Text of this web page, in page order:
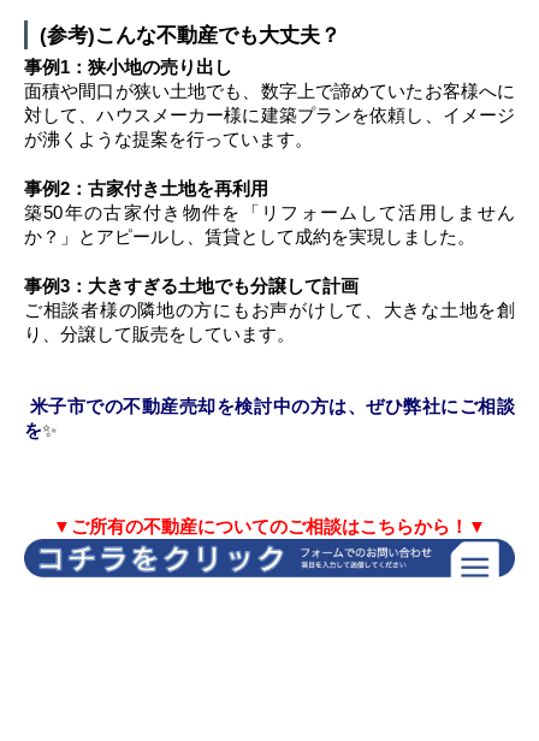
(参考)こんな不動産でも大丈夫？
事例1：狭小地の売り出し
面積や間口が狭い土地でも、数字上で諦めていたお客様へに
対して、ハウスメーカー様に建築プランを依頼し、イメージ
が沸くような提案を行っています。
事例2：古家付き土地を再利用
築50年の古家付き物件を「リフォームして活用しません
か？」とアピー​​ルし、賃貸として成約を実現しました。
事例3：大きすぎる土地でも分譲して計画
ご相談者様の隣地の方にもお声がけして、大きな土地を創
り、分譲して販売をしています。
米子市での不動産売却を検討中の方は、ぜひ弊社にご相談
を✨
▼ご所有の不動産についてのご相談はこちらから！▼